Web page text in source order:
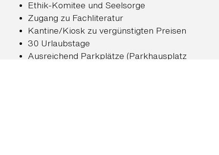
Ethik-Komitee und Seelsorge
Zugang zu Fachliteratur
Kantine/Kiosk zu vergünstigten Preisen
30 Urlaubstage
Ausreichend Parkplätze (Parkhausplatz